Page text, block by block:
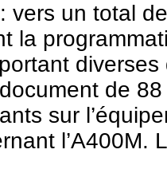
vers un total
la
de
sur
l’A400M.